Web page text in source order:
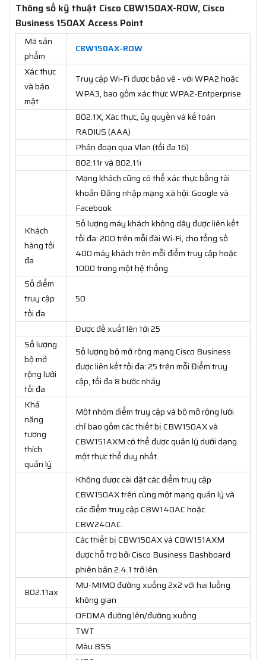
Thông số kỹ thuật Cisco CBW150AX-ROW, Cisco
Business 150AX Access Point
Mã sản
phẩm
CBW150AX-ROW
Xác thực
và bảo
mật
Truy cập Wi-Fi được bảo vệ - với WPA2 hoặc
WPA3, bao gồm xác thực WPA2-Entperprise
802.1X, Xác thực, ủy quyền và kế toán
RADIUS (AAA)
Phân đoạn qua Vlan (tối đa 16)
802.11r và 802.11i
Mạng khách cũng có thể xác thực bằng tài
khoản Đăng nhập mạng xã hội: Google và
Facebook
Khách
hàng tối
đa
Số lượng máy khách không dây được liên kết
tối đa: 200 trên mỗi đài Wi-Fi, cho tổng số
400 máy khách trên mỗi điểm truy cập hoặc
1000 trong một hệ thống
Số điểm
truy cập
tối đa
50
Được đề xuất lên tới 25
Số lượng
bộ mở
rộng lưới
tối đa
Số lượng bộ mở rộng mạng Cisco Business
được liên kết tối đa: 25 trên mỗi Điểm truy
cập, tối đa 8 bước nhảy
Khả
năng
tương
thích
quản lý
Một nhóm điểm truy cập và bộ mở rộng lưới
chỉ bao gồm các thiết bị CBW150AX và
CBW151AXM có thể được quản lý dưới dạng
một thực thể duy nhất.
Không được cài đặt các điểm truy cập
CBW150AX trên cùng một mạng quản lý và
các điểm truy cập CBW140AC hoặc
CBW240AC.
Các thiết bị CBW150AX và CBW151AXM
được hỗ trợ bởi Cisco Business Dashboard
phiên bản 2.4.1 trở lên.
802.11ax
MU-MIMO đường xuống 2x2 với hai luồng
không gian
OFDMA đường lên/đường xuống
TWT
Màu BSS